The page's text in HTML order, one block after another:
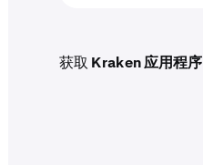
获取 Kraken 应用程序